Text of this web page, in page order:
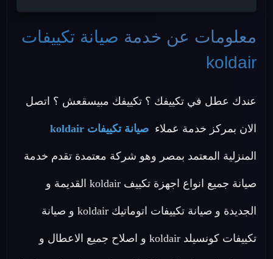
معلومات عن خدمة صيانة تكييفات
koldair
عندك عطل في تكييفك ؟ تكييفك مبيسقعش ؟ اتصل
الان بمركز خدمة عملاء صيانة تكييفات koldair
المنزلية المعتمد بمصر وهو شركة معتمدة تقدم خدمة
صيانة جميع انواع اجهزة تكييف koldair القديمة و
الجديدة و صيانة تكييفات اتوماتيك koldair و صيانة
تكييفات كونسيلد koldair و اصلاح جميع الاعطال و